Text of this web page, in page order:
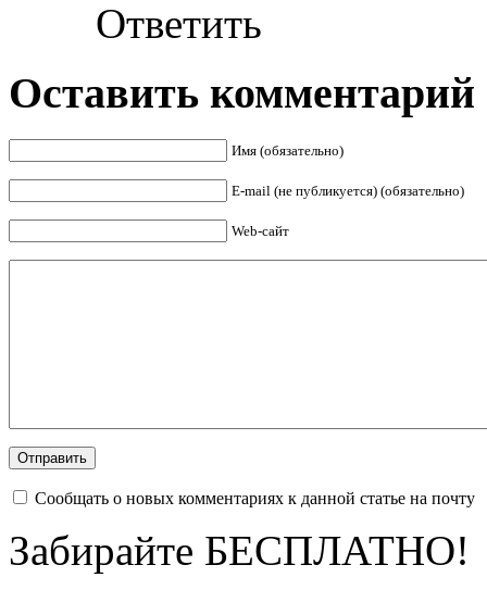
Ответить
Оставить комментарий
Имя (обязательно)
E-mail (не публикуется) (обязательно)
Web-сайт
Сообщать о новых комментариях к данной статье на почту
Забирайте БЕСПЛАТНО!